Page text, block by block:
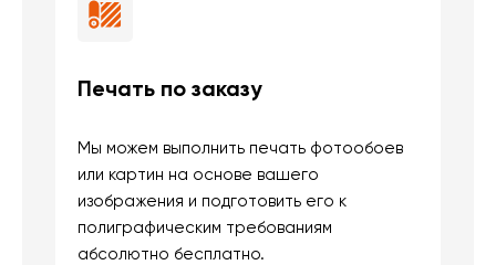
Печать по заказу
Мы можем выполнить печать фотообоев
или картин на основе вашего
изображения и подготовить его к
полиграфическим требованиям
абсолютно бесплатно.